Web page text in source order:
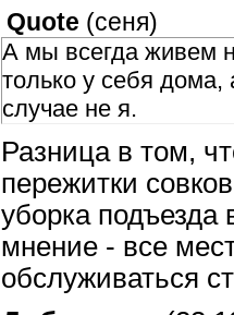
Quote (сеня)
А мы всегда живем
только у себя
случае не я.
Разница в том,
пережитки
уборка
мнение - все
обслуживаться